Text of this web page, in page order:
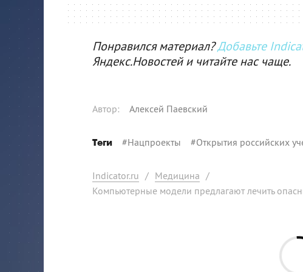
Понравился материал?Добавьте
Яндекс.Новостей и читайте нас чаще.
Автор: Алексей Паевский
Теги #Нацпроекты #Открытия российских
Indicator.ru / Медицина /
Компьютерные модели предлагают лечить